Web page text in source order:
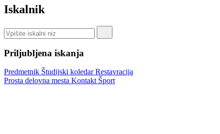
Iskalnik
Priljubljena iskanja
Predmetnik Študijski koledarRestavracija
Prosta delovna mesta Kontakt Šport